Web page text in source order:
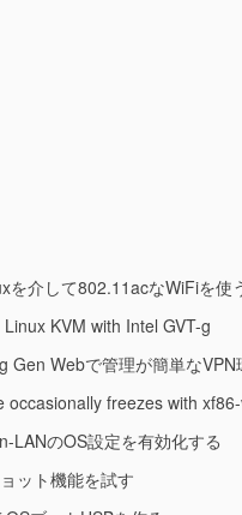
を介して802.11acなWiFiを使
KVM with Intel GVT-g
Gen Webで管理が簡単なVPN
occasionally freezes with
LANのOS設定を有効化する
ット機能を試す